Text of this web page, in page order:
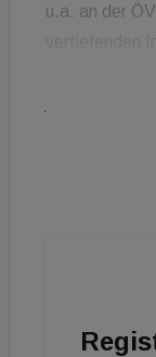
u.a. an der
Bereiche
Startup-
Projekt